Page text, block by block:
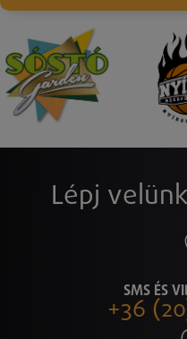
Lépj velünk
SMS ÉS
+36